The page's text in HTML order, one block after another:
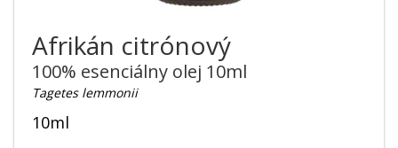
Afrikán citrónový
100% esenciálny olej 10ml
Tagetes lemmonii
10ml